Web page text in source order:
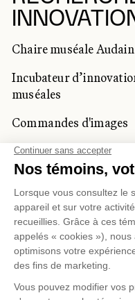
Chaire muséale Audain
Incubateur
muséales
Commandes d'images
Prix Lynne-Cohen
CLIENTÈLE
ET PRIVÉE
Location d'espaces